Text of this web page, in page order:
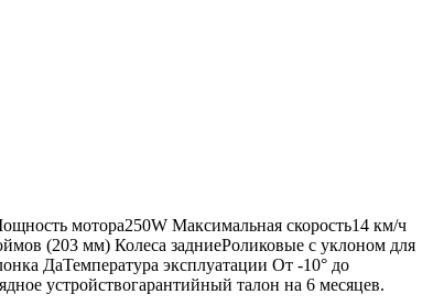
мотора250W Максимальная скорость14 км/ч
(203 мм) Колеса задниеРоликовые с уклоном для
ДаТемпература эксплуатации От -10° до
устройствогарантийный талон на 6 месяцев.